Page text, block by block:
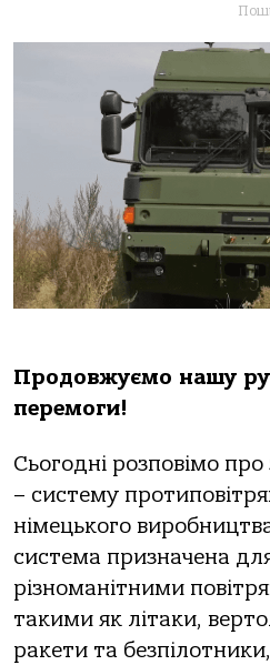
Продовжуємо нашу
перемоги!
Сьогодні розповімо
– систему
німецького
система призначена
різноманітними
такими як літаки,
ракети та